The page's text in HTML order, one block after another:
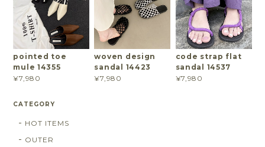
pointed toe
mule 14355
¥7,980
woven design
sandal 14423
¥7,980
code strap flat
sandal 14537
¥7,980
CATEGORY
HOT ITEMS
OUTER